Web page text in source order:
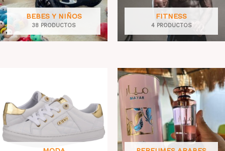
BEBES Y NIÑOS
38 PRODUCTOS
FITNESS
4 PRODUCTOS